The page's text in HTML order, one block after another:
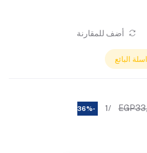
أضف للمقارنة
/1
-36%